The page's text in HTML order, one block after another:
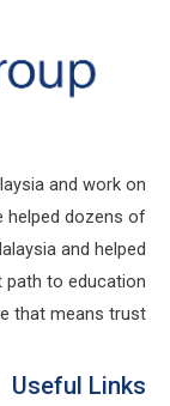
and work on
helped dozens of
and helped
to education
that means trust!
Useful Links​